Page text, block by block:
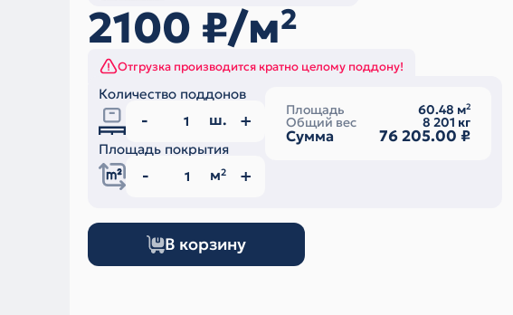
2100 ₽/м2
Отгрузка производится кратно целому поддону!
Количество поддонов
ш.
Площадь покрытия
м2
Площадь 60.48 м2
Общий вес 8 201 кг
Сумма 76 205.00 ₽
В корзину